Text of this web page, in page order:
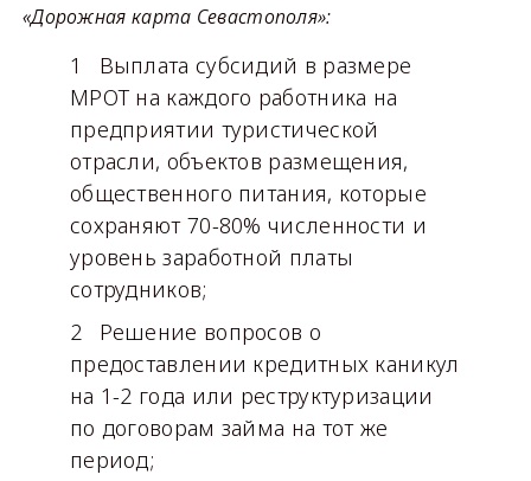
«Дорожная карта Севастополя»:
Выплата субсидий в размере
МРОТ на каждого работника на
предприятии туристической
отрасли, объектов размещения,
общественного питания, которые
сохраняют 70-80% численности и
уровень заработной платы
сотрудников;
Решение вопросов о
предоставлении кредитных каникул
на 1-2 года или реструктуризации
по договорам займа на тот же
период;